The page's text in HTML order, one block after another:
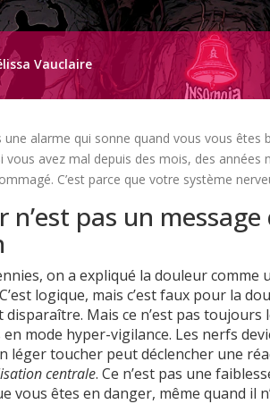
Vauclaire
une alarme qui sonne quand vous vous êtes
vous avez mal depuis des mois, des années
C’est parce que votre système
n’est pas un
on a expliqué la douleur comme
logique, mais c’est faux pour la
Mais ce n’est pas toujours
en mode hyper-vigilance. Les nerfs
léger toucher peut déclencher une
centrale. Ce n’est pas une
vous êtes en danger, même quand il